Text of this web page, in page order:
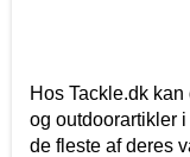
Hos Tackle.dk
og outdoorartikler
de fleste af deres